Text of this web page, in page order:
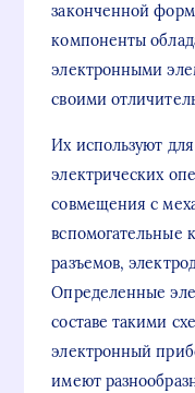
законченной
компоненты
электронными
своими
Их используют
электрических
совмещения с
вспомогательные
разъемов,
Определенные
составе такими
электронный
имеют